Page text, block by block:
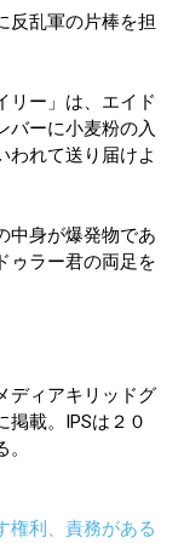
反乱軍の片棒を担
リー」は、エイド
バーに小麦粉の入
われて送り届けよ
中身が爆発物であ
ゥラー君の両足を
ディアキリッドグ
掲載。IPSは２０
。
権利、責務がある